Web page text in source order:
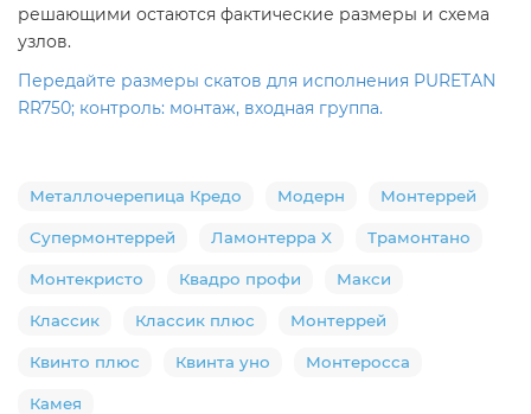
решающими остаются фактические размеры и схема
узлов.
Передайте размеры скатов для исполнения PURETAN
RR750; контроль: монтаж, входная группа.
Металлочерепица Кредо Модерн Монтеррей
Супермонтеррей Ламонтерра X Трамонтано
Монтекристо Квадро профи Макси
Классик Классик плюс Монтеррей
Квинто плюс Квинта уно Монтеросса
Камея